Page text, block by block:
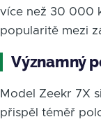
více než 30 000
popularitě mezi
Významný
Model Zeekr 7X
přispěl téměř